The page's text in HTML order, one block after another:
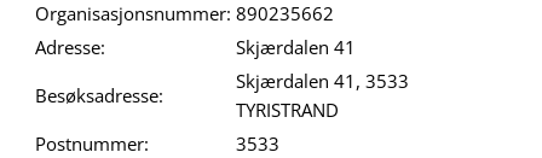
Organisasjonsnummer: 890235662
Adresse:
Skjærdalen 41
Besøksadresse:
Skjærdalen 41, 3533
TYRISTRAND
Postnummer:
3533